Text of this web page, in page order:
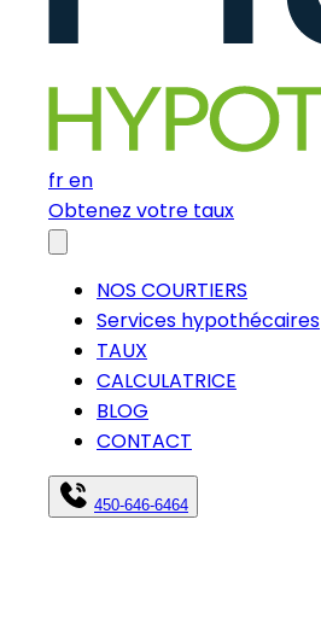
fren
Obtenez votre taux
NOS COURTIERS
Services hypothécaires
TAUX
CALCULATRICE
BLOG
CONTACT
450-646-6464